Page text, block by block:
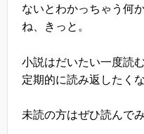
ないとわかっちゃう何
ね、きっと。
小説はだいたい一度読
定期的に読み返したく
未読の方はぜひ読んで